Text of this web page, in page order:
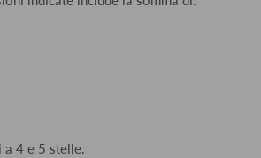
a 4 e 5 stelle.